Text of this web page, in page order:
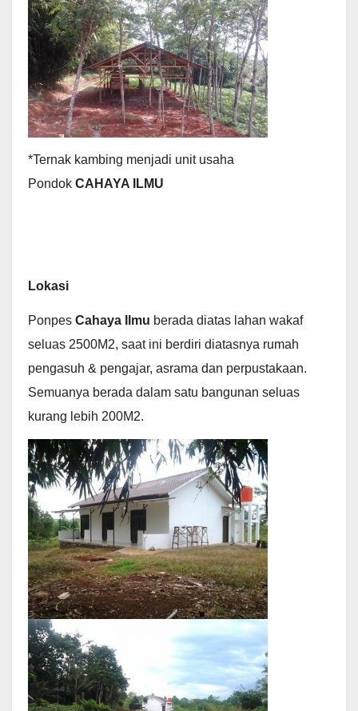
*Ternak kambing menjadi unit usaha
Pondok CAHAYA ILMU
Lokasi
Ponpes Cahaya Ilmu berada diatas lahan wakaf
seluas 2500M2, saat ini berdiri diatasnya rumah
pengasuh & pengajar, asrama dan perpustakaan.
Semuanya berada dalam satu bangunan seluas
kurang lebih 200M2.